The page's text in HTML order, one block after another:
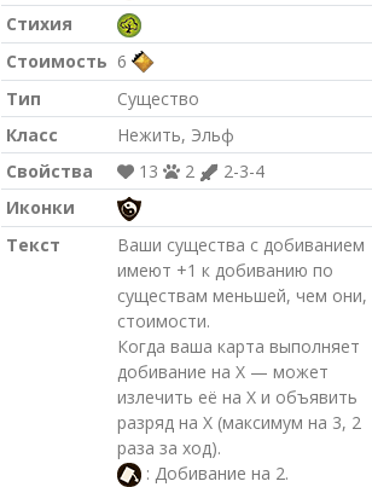
Стихия
Стоимость 6
Тип
Существо
Класс
Нежить, Эльф
Свойства
13 2
2-3-4
Иконки
Текст
Ваши существа с добиванием
имеют +1 к добиванию по
существам меньшей, чем они,
стоимости.
Когда ваша карта выполняет
добивание на Х — может
излечить её на Х и объявить
разряд на Х (максимум на 3, 2
раза за ход).
: Добивание на 2.